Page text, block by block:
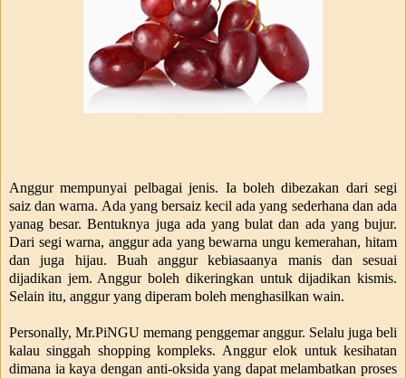
Anggur mempunyai pelbagai jenis. Ia boleh dibezakan dari segi
saiz dan warna. Ada yang bersaiz kecil ada yang sederhana dan ada
yanag besar. Bentuknya juga ada yang bulat dan ada yang bujur.
Dari segi warna, anggur ada yang bewarna ungu kemerahan, hitam
dan juga hijau. Buah anggur kebiasaanya manis dan sesuai
dijadikan jem. Anggur boleh dikeringkan untuk dijadikan kismis.
Selain itu, anggur yang diperam boleh menghasilkan wain.
Personally, Mr.PiNGU memang penggemar anggur. Selalu juga beli
kalau singgah shopping kompleks. Anggur elok untuk kesihatan
dimana ia kaya dengan anti-oksida yang dapat melambatkan proses